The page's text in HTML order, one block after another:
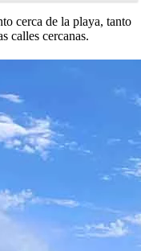
cerca de la playa, tanto
calles cercanas.